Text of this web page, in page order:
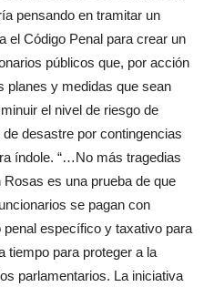
pensando en tramitar un
el Código Penal para crear un
públicos que, por acción
planes y medidas que sean
el nivel de riesgo de
desastre por contingencias
índole. “…No más tragedias
es una prueba de que
se pagan con
específico y taxativo para
tiempo para proteger a la
parlamentarios. La iniciativa